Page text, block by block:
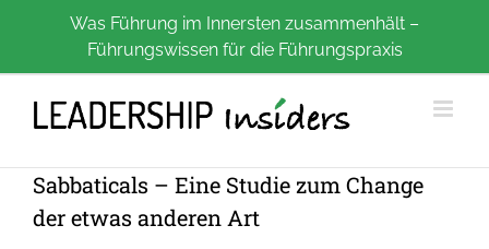
Was Führung im Innersten zusammenhält –
Führungswissen für die Führungspraxis
Sabbaticals – Eine Studie zum Change
der etwas anderen Art